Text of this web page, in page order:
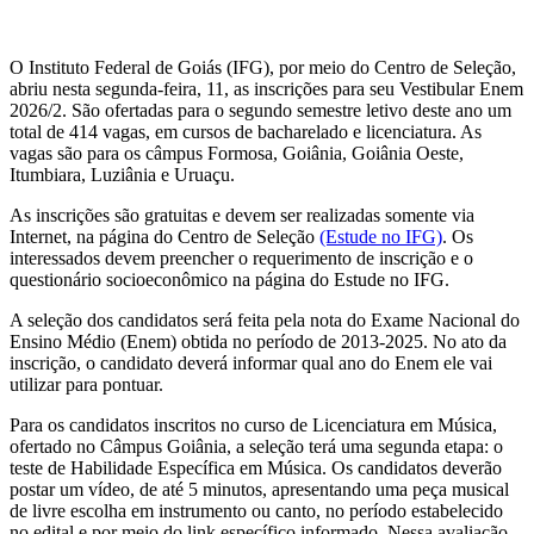
O Instituto Federal de Goiás (IFG), por meio do Centro de Seleção,
abriu nesta segunda-feira, 11, as inscrições para seu Vestibular Enem
2026/2. São ofertadas para o segundo semestre letivo deste ano um
total de 414 vagas, em cursos de bacharelado e licenciatura. As
vagas são para os câmpus Formosa, Goiânia, Goiânia Oeste,
Itumbiara, Luziânia e Uruaçu.
As inscrições são gratuitas e devem ser realizadas somente via
Internet, na página do Centro de Seleção (Estude no IFG). Os
interessados devem preencher o requerimento de inscrição e o
questionário socioeconômico na página do Estude no IFG.
A seleção dos candidatos será feita pela nota do Exame Nacional do
Ensino Médio (Enem) obtida no período de 2013-2025. No ato da
inscrição, o candidato deverá informar qual ano do Enem ele vai
utilizar para pontuar.
Para os candidatos inscritos no curso de Licenciatura em Música,
ofertado no Câmpus Goiânia, a seleção terá uma segunda etapa: o
teste de Habilidade Específica em Música. Os candidatos deverão
postar um vídeo, de até 5 minutos, apresentando uma peça musical
de livre escolha em instrumento ou canto, no período estabelecido